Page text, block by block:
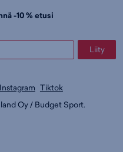
-10 % etusi
Liity
Instagram Tiktok
Oy / Budget Sport.